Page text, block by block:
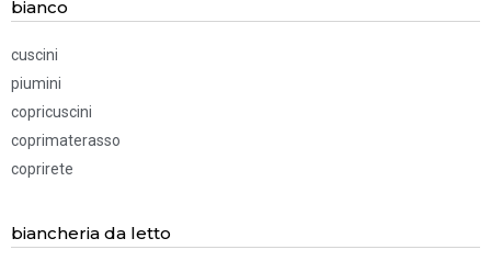
bianco
cuscini
piumini
copricuscini
coprimaterasso
coprirete
biancheria da letto